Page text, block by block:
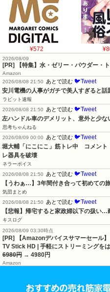
¥572
2026/08/09
[PR] 【特集】水・ゼリー・パウダー・
Amazon
2026/08/08 21:50
あとで読む 🐦Tweet
安川電機の人事がガチで美人すぎると
ラビット速報
2026/08/08 21:50
あとで読む 🐦Tweet
左ハンドル車のデメリット、意外と少な
思考ちゃんねる
2026/08/09 00:00
あとで読む 🐦Tweet
堀大輔「にこにこ」筋トレ中　コメン
レ器具を破壊
ネラーボイス
2026/08/08 21:50
あとで読む 🐦Tweet
【うわぁ…】3年間付き合って初めての
気団まとめ
2026/08/08 21:50
あとで読む 🐦Tweet
【悲報】帰宅すると家政婦以下の扱い
キスログ
2026/08/09 03:30時点
[PR] 【Amazonデバイスサマーセール
TV Stick HD | 手軽にストリーミングを
6980円 → 4980円
Amazon